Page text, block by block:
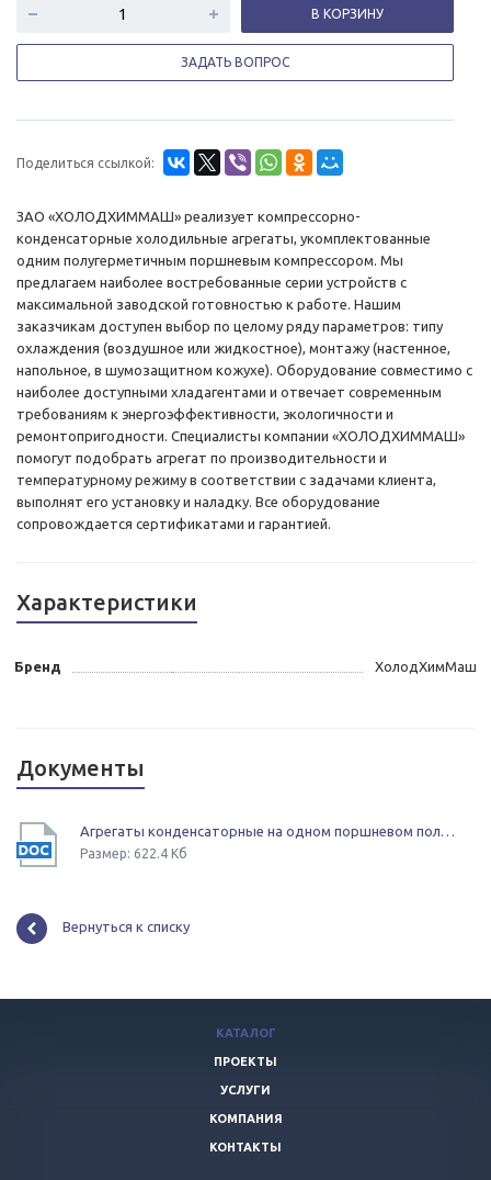
В КОРЗИНУ
ЗАДАТЬ ВОПРОС
Поделиться ссылкой:
ЗАО «ХОЛОДХИММАШ» реализует компрессорно-
конденсаторные холодильные агрегаты, укомплектованные
одним полугерметичным поршневым компрессором. Мы
предлагаем наиболее востребованные серии устройств с
максимальной заводской готовностью к работе. Нашим
заказчикам доступен выбор по целому ряду параметров: типу
охлаждения (воздушное или жидкостное), монтажу (настенное,
напольное, в шумозащитном кожухе). Оборудование совместимо с
наиболее доступными хладагентами и отвечает современным
требованиям к энергоэффективности, экологичности и
ремонтопригодности. Специалисты компании «ХОЛОДХИММАШ»
помогут подобрать агрегат по производительности и
температурному режиму в соответствии с задачами клиента,
выполнят его установку и наладку. Все оборудование
сопровождается сертификатами и гарантией.
Характеристики
Бренд ХолодХимМаш
Документы
Агрегаты конденсаторные на одном поршневом полугерметичном компресоре
Размер: 622.4 Кб
Вернуться к списку
КАТАЛОГ
ПРОЕКТЫ
УСЛУГИ
КОМПАНИЯ
КОНТАКТЫ